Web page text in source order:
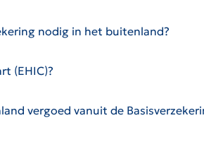
nodig in het buitenland?
(EHIC)?
vergoed vanuit de